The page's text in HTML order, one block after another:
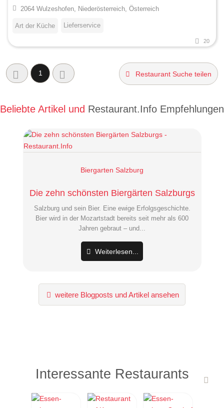
2064 Wulzeshofen, Niederösterreich, Österreich
Art der Küche Lieferservice
20
1 Restaurant Suche teilen
Beliebte Artikel und Restaurant.Info Empfehlungen
Die zehn schönsten Biergärten Salzburgs
Biergarten Salzburg
Salzburg und sein Bier. Eine ewige Erfolgsgeschichte.
Bier wird in der Mozartstadt bereits seit mehr als 600
Jahren gebraut – und...
Weiterlesen...
weitere Blogposts und Artikel ansehen
Interessante Restaurants